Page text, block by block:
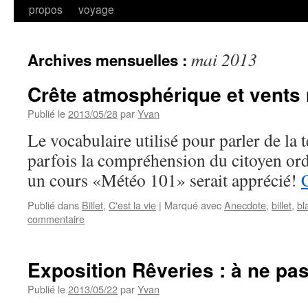
propos
voyage
Archives mensuelles : mai 2013
Crête atmosphérique et
Publié le2013/05/28parYvan
Le vocabulaire utilisé pour parler de la
parfois la compréhension du citoyen
un cours «Météo 101» serait apprécié!
Publié dans Billet, C'est la vie | Marqué avecAnecdote, billet,
commentaire
Exposition Rêveries : à ne
Publié le2013/05/22parYvan